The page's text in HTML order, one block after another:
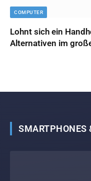
COMPUTER
Lohnt sich ein
Alternativen im
SMARTPHONES